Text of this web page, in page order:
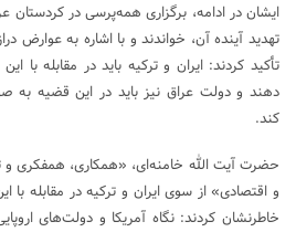
ایشان در ادامه، برگزاری همه‌پرسی در
تهدید آینده آن، خواندند و با اشاره به عوارض
تأکید کردند: ایران و ترکیه باید در مقابله با
دهند و دولت عراق نیز باید در این قضیه به
کند.
حضرت آیت الله خامنه‌ای، «همکاری،
و اقتصادی» از سوی ایران و ترکیه در مقابله با
خاطرنشان کردند: نگاه آمریکا و دولت‌های